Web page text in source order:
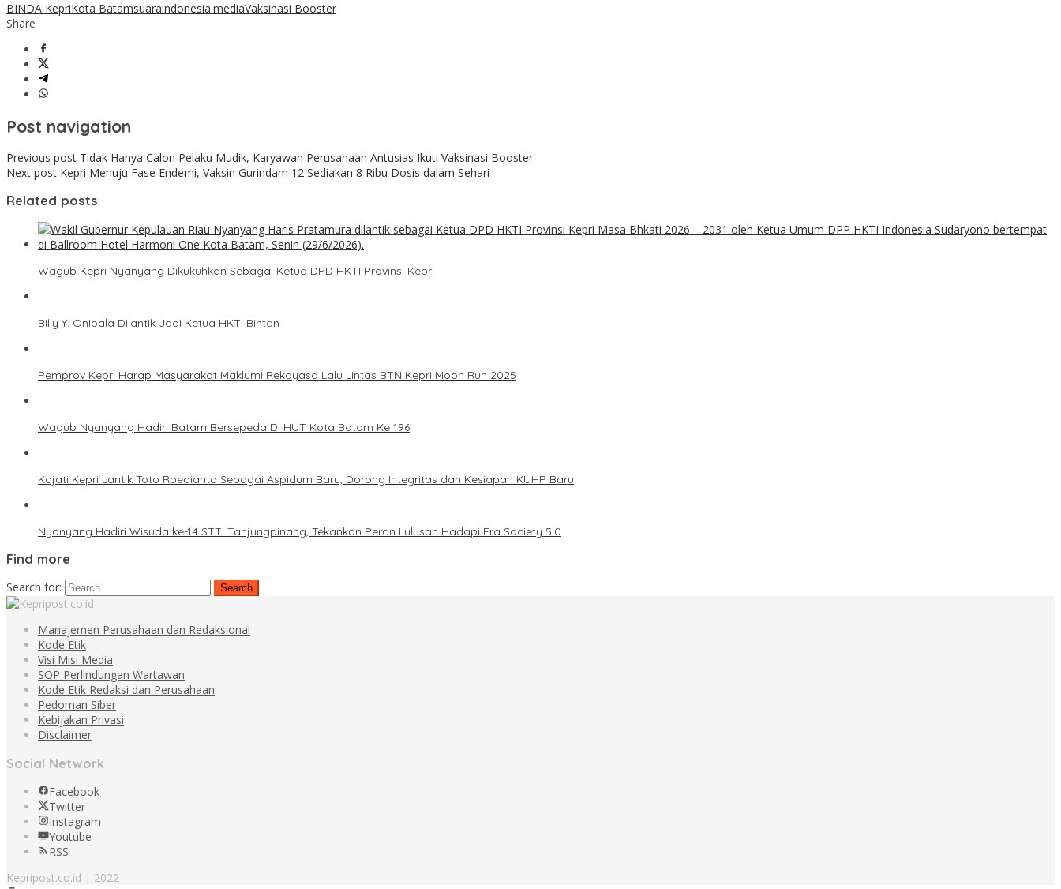
BINDA KepriKota Batamsuaraindonesia.mediaVaksinasi Booster
Share
Post navigation
Previous post Tidak Hanya Calon Pelaku Mudik, Karyawan Perusahaan Antusias Ikuti Vaksinasi Booster
Next post Kepri Menuju Fase Endemi, Vaksin Gurindam 12 Sediakan 8 Ribu Dosis dalam Sehari
Related posts
Wagub Kepri Nyanyang Dikukuhkan Sebagai Ketua DPD HKTI Provinsi Kepri
Billy Y. Onibala Dilantik Jadi Ketua HKTI Bintan
Pemprov Kepri Harap Masyarakat Maklumi Rekayasa Lalu Lintas BTN Kepri Moon Run 2025
Wagub Nyanyang Hadiri Batam Bersepeda Di HUT Kota Batam Ke 196
Kajati Kepri Lantik Toto Roedianto Sebagai Aspidum Baru, Dorong Integritas dan Kesiapan KUHP Baru
Nyanyang Hadiri Wisuda ke-14 STTI Tanjungpinang, Tekankan Peran Lulusan Hadapi Era Society 5.0
Find more
Search for:
Manajemen Perusahaan dan Redaksional
Kode Etik
Visi Misi Media
SOP Perlindungan Wartawan
Kode Etik Redaksi dan Perusahaan
Pedoman Siber
Kebijakan Privasi
Disclaimer
Social Network
Facebook
Twitter
Instagram
Youtube
RSS
Kepripost.co.id | 2022